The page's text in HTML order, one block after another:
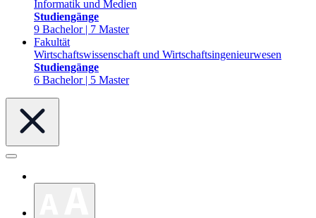
Informatik und Medien
Studiengänge
9 Bachelor | 7 Master
Fakultät
Wirtschaftswissenschaft und Wirtschaftsingenieurwesen
Studiengänge
6 Bachelor | 5 Master